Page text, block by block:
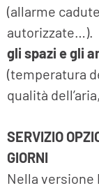
(allarme
autorizzate…).
gli spazi e gli
(temperatura
qualità
SERVIZIO
GIORNI
Nella versione